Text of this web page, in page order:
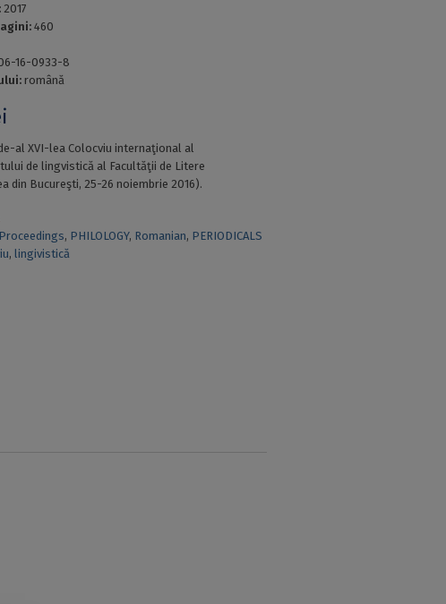
2017
460
16-0933-8
română
al XVI-lea Colocviu internaţional al
de lingvistică al Facultăţii de Litere
din Bucureşti, 25-26 noiembrie 2016).
Proceedings, PHILOLOGY, Romanian, PERIODICALS
,lingivistică